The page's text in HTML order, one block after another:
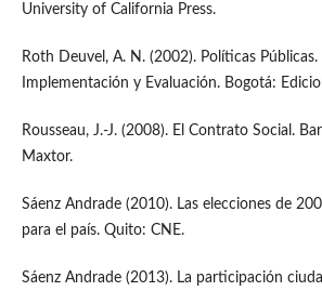
University of California Press.
Roth Deuvel, A. N. (2002). Políticas
Implementación y Evaluación. Bogotá:
Rousseau, J.-J. (2008). El Contrato Social.
Maxtor.
Sáenz Andrade (2010). Las elecciones de
para el país. Quito: CNE.
Sáenz Andrade (2013). La participación